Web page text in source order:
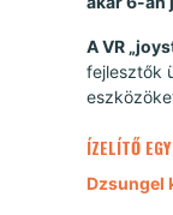
A VR
fejlesztők
ÍZELÍTŐ
Dzsungel